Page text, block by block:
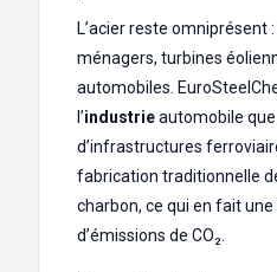
L’acier reste omniprésent
ménagers, turbines
automobiles.
l’industrieautomobile que
d’infrastructures
fabrication traditionnelle
charbon, ce qui en fait
d’émissions de CO₂.